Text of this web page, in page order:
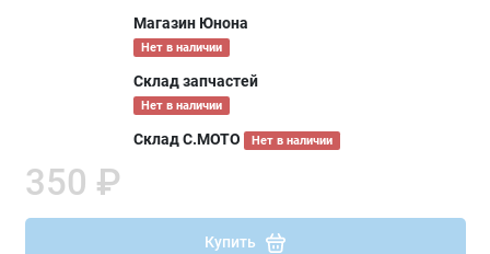
Магазин Юнона
Нет в наличии
Склад запчастей
Нет в наличии
Склад С.МОТО Нет в наличии
350 ₽
Купить